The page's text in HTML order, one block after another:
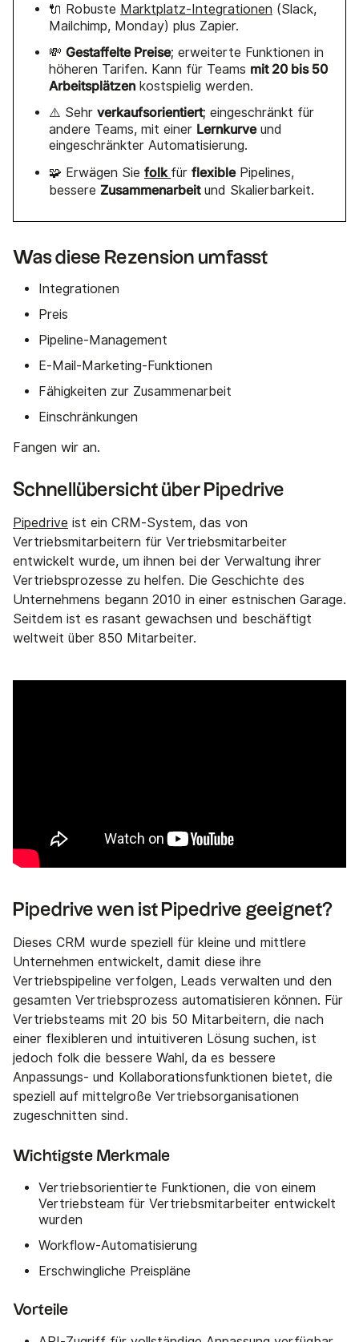
🔌 Robuste Marktplatz-Integrationen (Slack,
Mailchimp, Monday) plus Zapier.
💸 Gestaffelte Preise; erweiterte Funktionen in
höheren Tarifen. Kann für Teams mit 20 bis 50
Arbeitsplätzen kostspielig werden.
⚠️ Sehr verkaufsorientiert; eingeschränkt für
andere Teams, mit einer Lernkurveund
eingeschränkter Automatisierung.
🧩 Erwägen Sie folk für flexiblePipelines,
bessere Zusammenarbeitund Skalierbarkeit.
Was diese Rezension umfasst
Integrationen
Preis
Pipeline-Management
E-Mail-Marketing-Funktionen
Fähigkeiten zur Zusammenarbeit
Einschränkungen
Fangen wir an.
Schnellübersicht über Pipedrive
Pipedrive ist ein CRM-System, das von
Vertriebsmitarbeitern für Vertriebsmitarbeiter
entwickelt wurde, um ihnen bei der Verwaltung ihrer
Vertriebsprozesse zu helfen. Die Geschichte des
Unternehmens begann 2010 in einer estnischen Garage.
Seitdem ist es rasant gewachsen und beschäftigt
weltweit über 850 Mitarbeiter.
Pipedrive wen ist Pipedrive geeignet?
Dieses CRM wurde speziell für kleine und mittlere
Unternehmen entwickelt, damit diese ihre
Vertriebspipeline verfolgen, Leads verwalten und den
gesamten Vertriebsprozess automatisieren können. Für
Vertriebsteams mit 20 bis 50 Mitarbeitern, die nach
einer flexibleren und intuitiveren Lösung suchen, ist
jedoch folk die bessere Wahl, da es bessere
Anpassungs- und Kollaborationsfunktionen bietet, die
speziell auf mittelgroße Vertriebsorganisationen
zugeschnitten sind.
Wichtigste Merkmale
Vertriebsorientierte Funktionen, die von einem
Vertriebsteam für Vertriebsmitarbeiter entwickelt
wurden
Workflow-Automatisierung
Erschwingliche Preispläne
Vorteile